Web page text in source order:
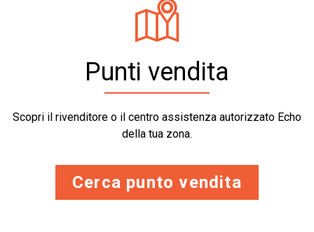
Punti vendita
Scopri il rivenditore o il centro assistenza autorizzato Echo
della tua zona.
Cerca punto vendita